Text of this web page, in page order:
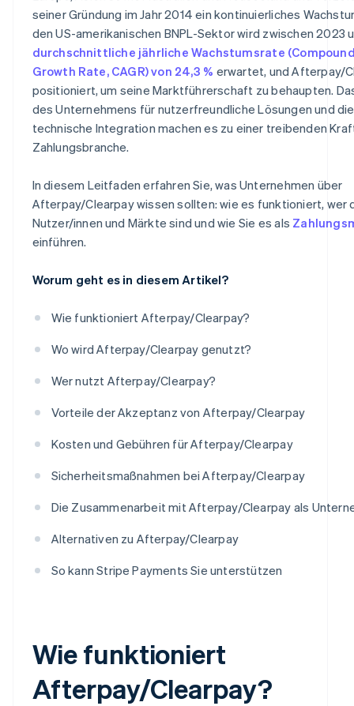
seiner Gründung im Jahr 2014 ein kontinuierliches
den US-amerikanischen BNPL-Sektor wird zwischen 2023
durchschnittliche jährliche Wachstumsrate
Growth Rate, CAGR) von 24,3 % erwartet, und Afterpay/
positioniert, um seine Marktführerschaft zu behaupten.
des Unternehmens für nutzerfreundliche Lösungen und
technische Integration machen es zu einer treibenden
Zahlungsbranche.
In diesem Leitfaden erfahren Sie, was Unternehmen über
Afterpay/Clearpay wissen sollten: wie es funktioniert, wer
Nutzer/innen und Märkte sind und wie Sie es als
einführen.
Worum geht es in diesem Artikel?
Wie funktioniert Afterpay/Clearpay?
Wo wird Afterpay/Clearpay genutzt?
Wer nutzt Afterpay/Clearpay?
Vorteile der Akzeptanz von Afterpay/Clearpay
Kosten und Gebühren für Afterpay/Clearpay
Sicherheitsmaßnahmen bei Afterpay/Clearpay
Die Zusammenarbeit mit Afterpay/Clearpay als
Alternativen zu Afterpay/Clearpay
So kann Stripe Payments Sie unterstützen
Wie funktioniert
Afterpay/Clearpay?